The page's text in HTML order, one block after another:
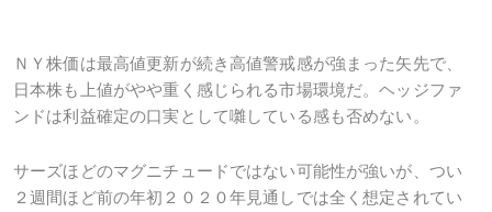
ＮＹ株価は最高値更新が続き高値警戒感が強まった矢先で、
日本株も上値がやや重く感じられる市場環境だ。ヘッジファ
ンドは利益確定の口実として囃している感も否めない。
サーズほどのマグニチュードではない可能性が強いが、つい
２週間ほど前の年初２０２０年見通しでは全く想定されてい